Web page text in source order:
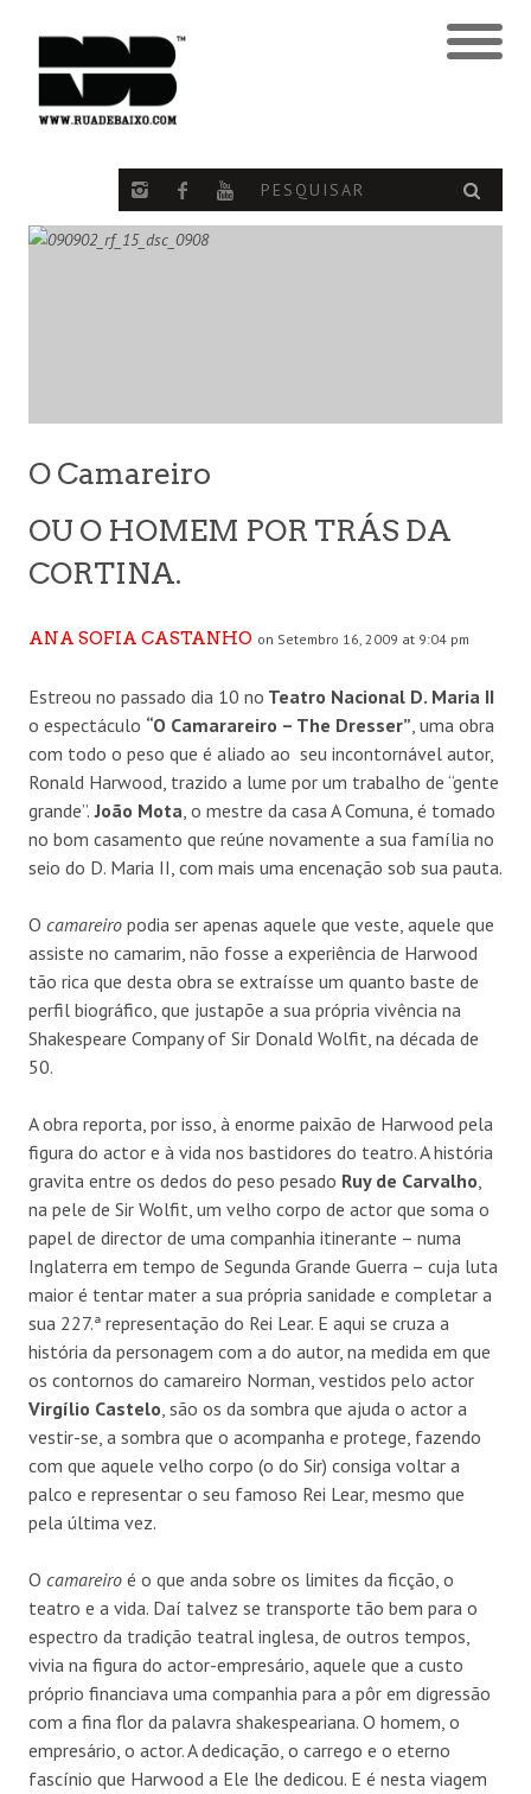
O Camareiro
OU O HOMEM POR TRÁS DA
CORTINA.
ANA SOFIA CASTANHO on Setembro 16, 2009 at 9:04 pm
Estreou no passado dia 10 no Teatro Nacional D. Maria II
o espectáculo “O Camarareiro – The Dresser” , uma obra
com todo o peso que é aliado ao seu incontornável autor,
Ronald Harwood, trazido a lume por um trabalho de “gente
grande”. João Mota , o mestre da casa A Comuna, é tomado
no bom casamento que reúne novamente a sua família no
seio do D. Maria II, com mais uma encenação sob sua pauta.
O camareiro podia ser apenas aquele que veste, aquele que
assiste no camarim, não fosse a experiência de Harwood
tão rica que desta obra se extraísse um quanto baste de
perfil biográfico, que justapõe a sua própria vivência na
Shakespeare Company of Sir Donald Wolfit, na década de
50.
A obra reporta, por isso, à enorme paixão de Harwood pela
figura do actor e à vida nos bastidores do teatro. A história
gravita entre os dedos do peso pesado Ruy de Carvalho
na pele de Sir Wolfit, um velho corpo de actor que soma o
papel de director de uma companhia itinerante – numa
Inglaterra em tempo de Segunda Grande Guerra – cuja luta
maior é tentar mater a sua própria sanidade e completar a
sua 227.ª representação do Rei Lear. E aqui se cruza a
história da personagem com a do autor, na medida em que
os contornos do camareiro Norman, vestidos pelo actor
Virgílio Castelo , são os da sombra que ajuda o actor a
vestir-se, a sombra que o acompanha e protege, fazendo
com que aquele velho corpo (o do Sir) consiga voltar a
palco e representar o seu famoso Rei Lear, mesmo que
pela última vez.
O camareiro é o que anda sobre os limites da ficção, o
teatro e a vida. Daí talvez se transporte tão bem para o
espectro da tradição teatral inglesa, de outros tempos,
vivia na figura do actor-empresário, aquele que a custo
próprio financiava uma companhia para a pôr em digressão
com a fina flor da palavra shakespeariana. O homem, o
empresário, o actor. A dedicação, o carrego e o eterno
fascínio que Harwood a Ele lhe dedicou. E é nesta viagem